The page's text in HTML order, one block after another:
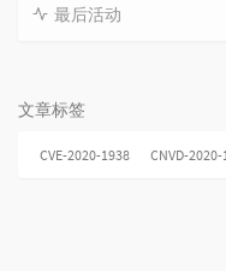
最后活动
文章标签
CVE-2020-1938 CNVD-